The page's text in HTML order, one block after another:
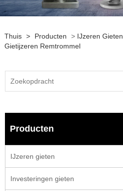
Thuis > Producten > IJzeren Gieten
Gietijzeren Remtrommel
Producten
IJzeren gieten
Investeringen gieten